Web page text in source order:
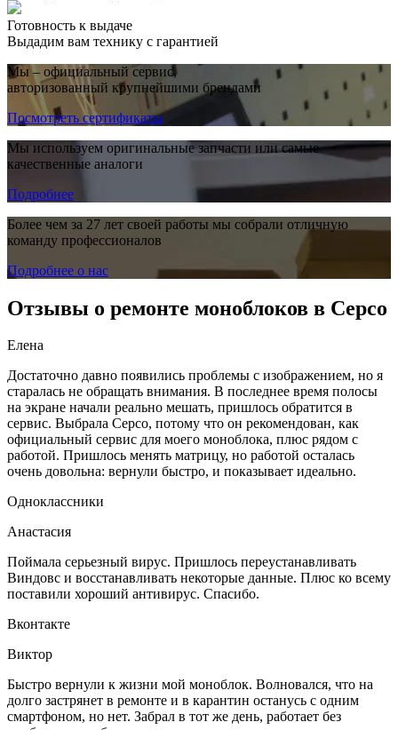
Готовность к выдаче
Выдадим вам технику с гарантией
Мы – официальный сервис,
авторизованный крупнейшими брендами
Посмотреть сертификаты
Мы используем оригинальные запчасти или самые
качественные аналоги
Подробнее
Более чем за 27 лет своей работы мы собрали отличную
команду профессионалов
Подробнее о нас
Отзывы о ремонте моноблоков в Серсо
Елена
Достаточно давно появились проблемы с изображением, но я
старалась не обращать внимания. В последнее время полосы
на экране начали реально мешать, пришлось обратится в
сервис. Выбрала Серсо, потому что он рекомендован, как
официальный сервис для моего моноблока, плюс рядом с
работой. Пришлось менять матрицу, но работой осталась
очень довольна: вернули быстро, и показывает идеально.
Одноклассники
Анастасия
Поймала серьезный вирус. Пришлось переустанавливать
Виндовс и восстанавливать некоторые данные. Плюс ко всему
поставили хороший антивирус. Спасибо.
Вконтакте
Виктор
Быстро вернули к жизни мой моноблок. Волновался, что на
долго застрянет в ремонте и в карантин останусь с одним
смартфоном, но нет. Забрал в тот же день, работает без